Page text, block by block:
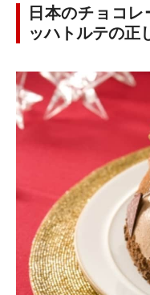
日本のチョコ
ッハトルテの正